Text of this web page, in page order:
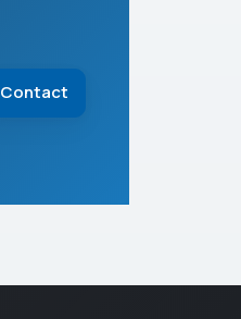
Contact